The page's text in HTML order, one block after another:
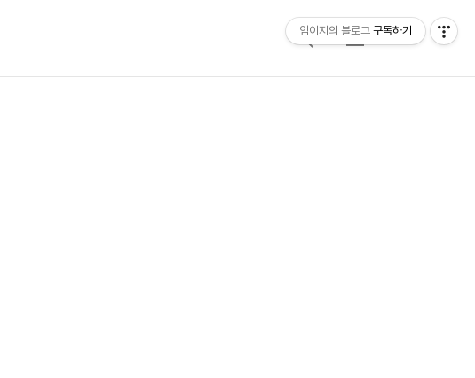
검
메
임이지의 블로그 구독하기